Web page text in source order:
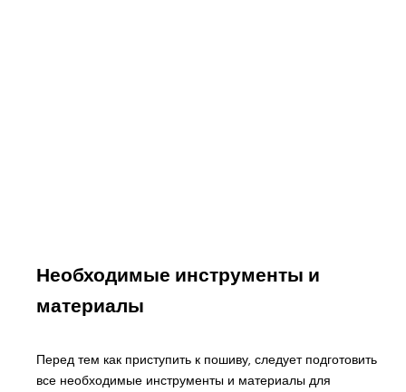
Необходимые инструменты и
материалы
Перед тем как приступить к пошиву, следует подготовить
все необходимые инструменты и материалы для